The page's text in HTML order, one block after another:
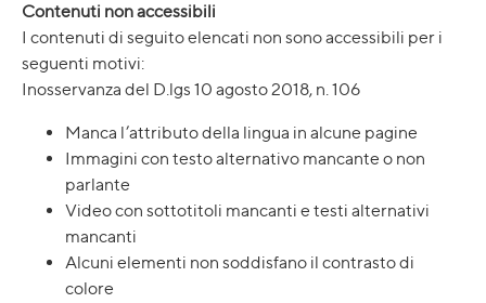
Contenuti non accessibili
I contenuti di seguito elencati non sono accessibili per i
seguenti motivi:
Inosservanza del D.lgs 10 agosto 2018, n. 106
Manca l’attributo della lingua in alcune pagine
Immagini con testo alternativo mancante o non
parlante
Video con sottotitoli mancanti e testi alternativi
mancanti
Alcuni elementi non soddisfano il contrasto di
colore